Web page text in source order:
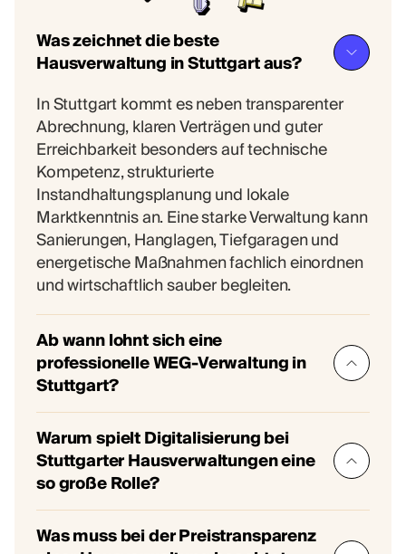
Was zeichnet die beste
Hausverwaltung in Stuttgart aus?
In Stuttgart kommt es neben transparenter
Abrechnung, klaren Verträgen und guter
Erreichbarkeit besonders auf technische
Kompetenz, strukturierte
Instandhaltungsplanung und lokale
Marktkenntnis an. Eine starke Verwaltung kann
Sanierungen, Hanglagen, Tiefgaragen und
energetische Maßnahmen fachlich einordnen
und wirtschaftlich sauber begleiten.
Ab wann lohnt sich eine
professionelle WEG-Verwaltung in
Stuttgart?
Viele Eigentümer leben nicht dauerhaft in
Stuttgart oder besitzen mehrere Objekte. Ein
digitales Kundenportal mit Zugriff auf
Protokolle, Abrechnungen, Verträge,
Beschlüsse und Kontobewegungen erleichtert
den Überblick erheblich. Ticket-Systeme für
Warum spielt Digitalisierung bei
Stuttgarter Hausverwaltungen eine
so große Rolle?
Viele Eigentümer leben nicht dauerhaft in
Stuttgart oder besitzen mehrere Objekte. Ein
Was muss bei der Preistransparenz